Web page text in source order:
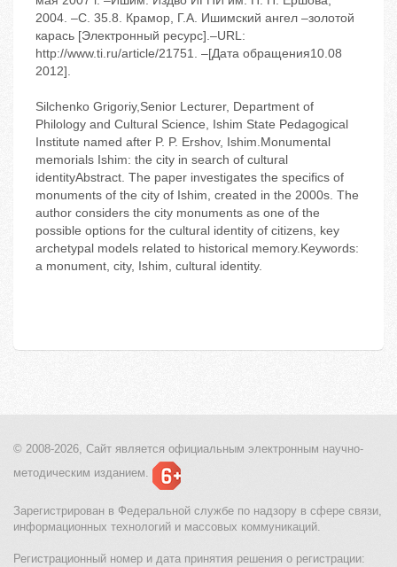
2004. –С. 35.8. Крамор, Г.А. Ишимский ангел –золотой
карась [Электронный ресурс].–URL:
http://www.ti.ru/article/21751. –[Дата обращения10.08
2012].
Silchenko Grigoriy,Senior Lecturer, Department of
Philology and Cultural Science, Ishim State Pedagogical
Institute named after P. P. Ershov, Ishim.Monumental
memorials Ishim: the city in search of cultural
identityAbstract. The paper investigates the specifics of
monuments of the city of Ishim, created in the 2000s. The
author considers the city monuments as one of the
possible options for the cultural identity of citizens, key
archetypal models related to historical memory.Keywords:
a monument, city, Ishim, cultural identity.
© 2008-2026, Сайт является официальным электронным научно-
методическим изданием.
Зарегистрирован в Федеральной службе по надзору в сфере связи,
информационных технологий и массовых коммуникаций.
Регистрационный номер и дата принятия решения о регистрации: